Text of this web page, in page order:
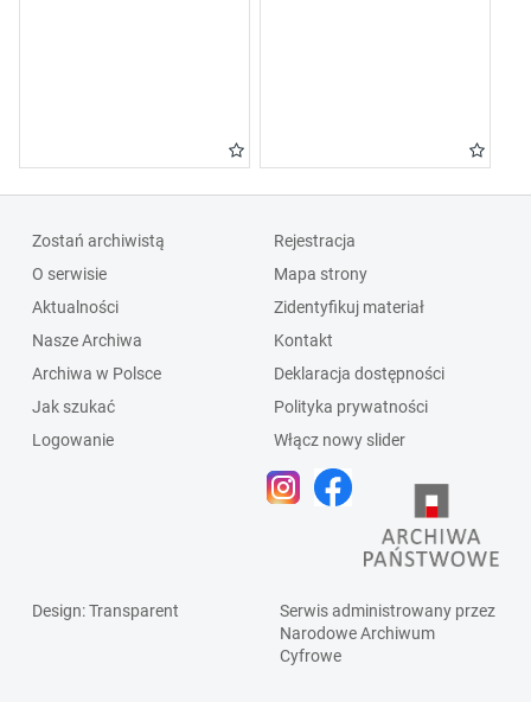
Zostań archiwistą
O serwisie
Aktualności
Nasze Archiwa
Archiwa w Polsce
Jak szukać
Logowanie
Rejestracja
Mapa strony
Zidentyfikuj materiał
Kontakt
Deklaracja dostępności
Polityka prywatności
Włącz nowy slider
Design: Transparent
Serwis administrowany przez
Narodowe Archiwum
Cyfrowe